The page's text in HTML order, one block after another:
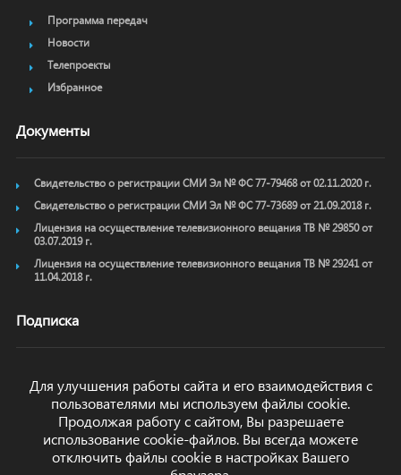
Программа передач
Новости
Телепроекты
Избранное
Документы
Свидетельство о регистрации СМИ Эл № ФС 77-79468 от 02.11.2020 г.
Свидетельство о регистрации СМИ Эл № ФС 77-73689 от 21.09.2018 г.
Лицензия на осуществление телевизионного вещания ТВ № 29850 от
03.07.2019 г.
Лицензия на осуществление телевизионного вещания ТВ № 29241 от
11.04.2018 г.
Подписка
ОТПРАВИТЬ
Для улучшения работы сайта и его взаимодействия с
пользователями мы используем файлы cookie.
Продолжая работу с сайтом, Вы разрешаете
использование cookie-файлов. Вы всегда можете
отключить файлы cookie в настройках Вашего